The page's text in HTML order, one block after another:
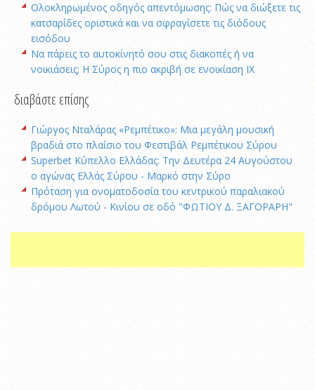
Ολοκληρωμένος οδηγός απεντόμωσης: Πώς να διώξετε τις
κατσαρίδες οριστικά και να σφραγίσετε τις διόδους
εισόδου
Να πάρεις το αυτοκίνητό σου στις διακοπές ή να
νοικιάσεις; Η Σύρος η πιο ακριβή σε ενοικίαση ΙΧ
διαβάστε επίσης
Γιώργος Νταλάρας «Ρεμπέτικο»: Μια μεγάλη μουσική
βραδιά στο πλαίσιο του Φεστιβάλ Ρεμπέτικου Σύρου
Superbet Κύπελλο Ελλάδας: Την Δευτέρα 24 Αυγούστου
ο αγώνας Ελλάς Σύρου - Μαρκό στην Σύρο
Πρόταση για ονοματοδοσία του κεντρικού παραλιακού
δρόμου Λωτού - Κινίου σε οδό "ΦΩΤΙΟΥ Δ. ΞΑΓΟΡΑΡΗ"